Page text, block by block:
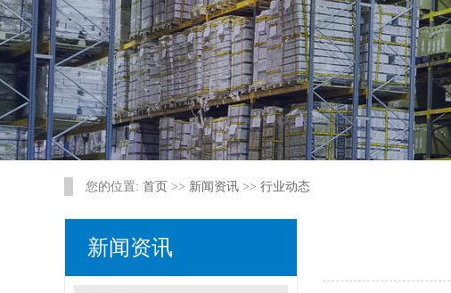
您的位置: 首页 >> 新闻资讯 >> 行业动态
新闻资讯